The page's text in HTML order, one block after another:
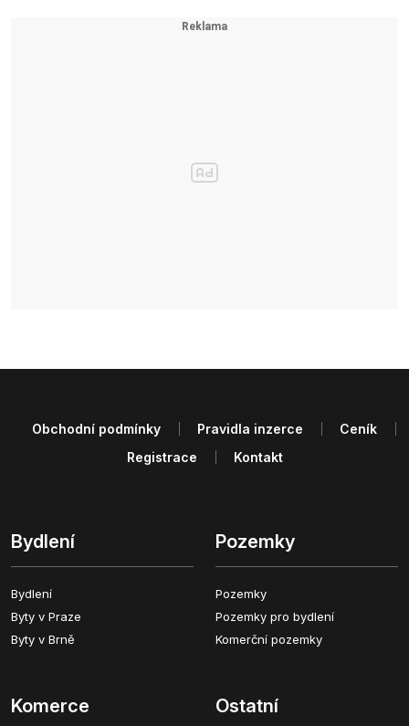
Bydlení
Bydlení
Byty v Praze
Byty v Brně
Pozemky
Pozemky
Pozemky pro bydlení
Komerční pozemky
Komerce Ostatní
Obchodní podmínky Pravidla inzerce
Ceník
Registrace
Kontakt